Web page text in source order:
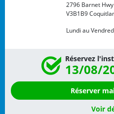
2796 Barnet Hwy
V3B1B9
Lundi au
Réservez
13/08/
Réserver
Voir